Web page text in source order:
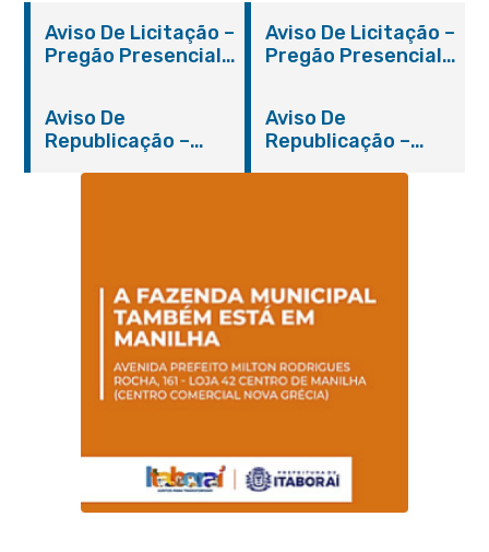
Aviso De Licitação –
Pregão Presencial
Aviso De Licitação –
Pregão Presencial
Aviso De
Republicação –
Aviso De
Republicação –